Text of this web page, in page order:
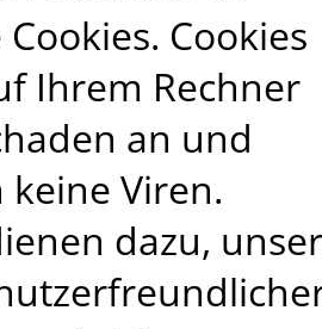
Cookies
Ihrem Rechner
an und
Viren.
dazu, unser